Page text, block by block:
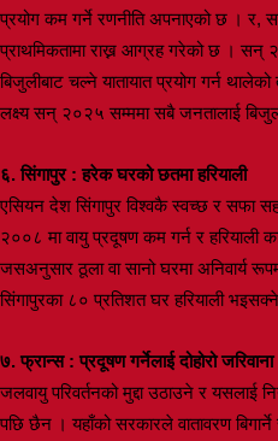
प्रयोग कम गर्ने रणनीति अपनाएको छ । र,
प्राथमिकतामा राख्न आग्रह गरेको छ । सन्
बिजुलीबाट चल्ने यातायात प्रयोग गर्न
लक्ष्य सन् २०२५ सम्ममा सबै जनतालाई
६. सिंगापुर : हरेक घरको छतमा हरियाली
एसियन देश सिंगापुर विश्वकै स्वच्छ र सफा
२००८ मा वायु प्रदूषण कम गर्न र हरियाली
जसअनुसार ठूला वा सानो घरमा अनिवार्य
सिंगापुरका ८० प्रतिशत घर हरियाली
७. फ्रान्स : प्रदूषण गर्नेलाई दोहोरो जरिवाना
जलवायु परिवर्तनको मुद्दा उठाउने र यसलाई
पछि छैन । यहाँको सरकारले वातावरण